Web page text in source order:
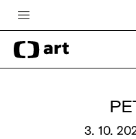
Česká televize
Zpravodajství
3. 10.